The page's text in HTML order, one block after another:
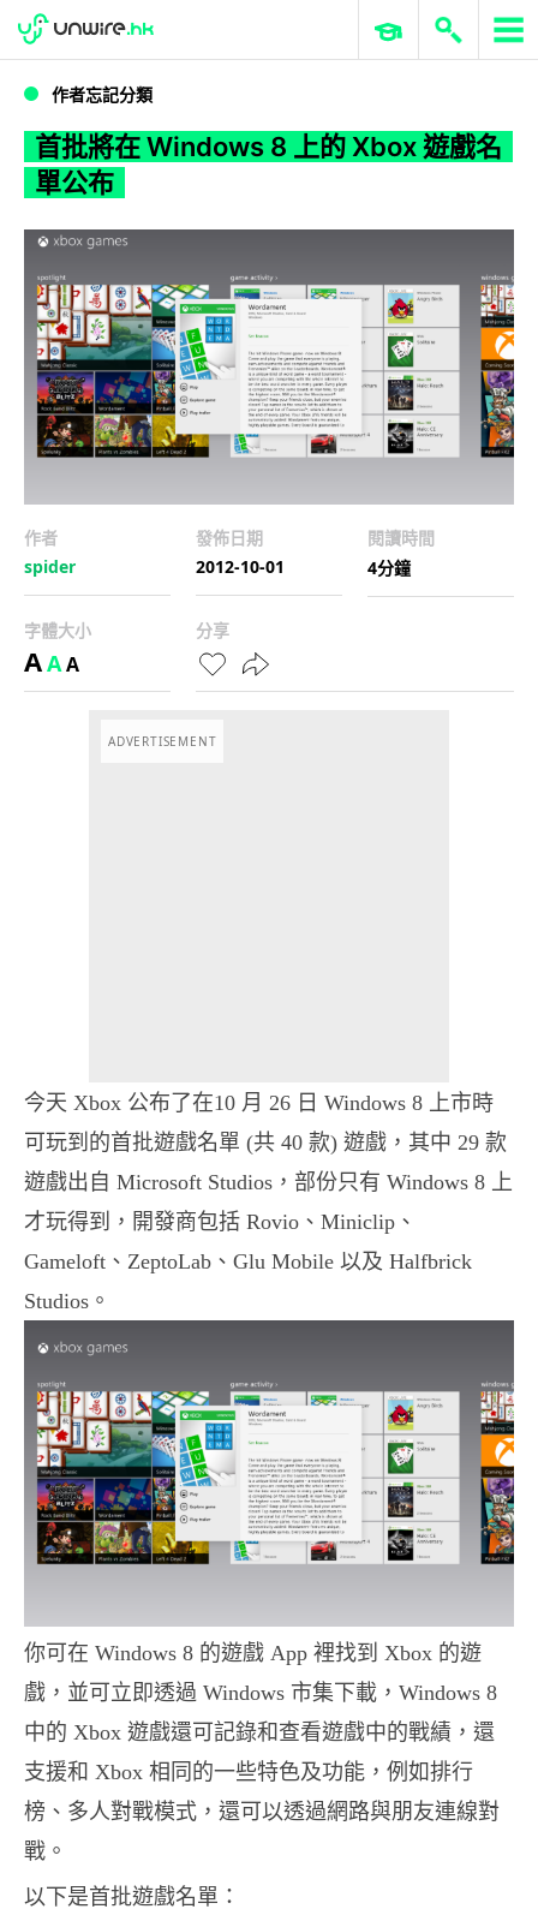
WWDC 2026 ERP 與商業 AI
作者忘記分類
首批將在 Windows 8 上的 Xbox 遊戲名
單公布
作者
spider
發佈日期
2012-10-01
閱讀時間
4分鐘
字體大小
AAA
分享
ADVERTISEMENT
今天 Xbox 公布了在10 月 26 日 Windows 8 上市時
可玩到的首批遊戲名單 (共 40 款) 遊戲，其中 29 款
遊戲出自 Microsoft Studios，部份只有 Windows 8 上
才玩得到，開發商包括 Rovio、Miniclip、
Gameloft、ZeptoLab、Glu Mobile 以及 Halfbrick
Studios。
你可在 Windows 8 的遊戲 App 裡找到 Xbox 的遊
戲，並可立即透過 Windows 市集下載，Windows 8
中的 Xbox 遊戲還可記錄和查看遊戲中的戰績，還
支援和 Xbox 相同的一些特色及功能，例如排行
榜、多人對戰模式，還可以透過網路與朋友連線對
戰。
以下是首批遊戲名單：